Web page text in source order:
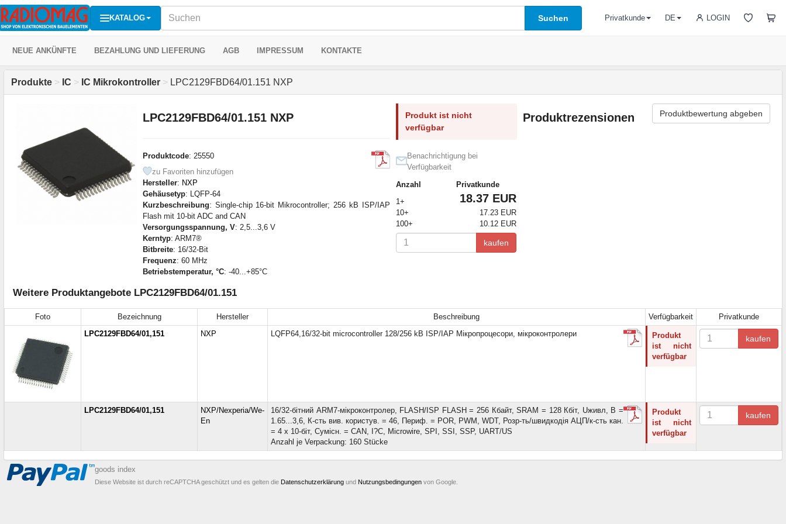
KATALOG Suchen LOGIN
Privatkunde DE
NEUE ANKÜNFTE BEZAHLUNG UND LIEFERUNG AGB IMPRESSUM KONTAKTE
Produkte > IC > IC Mikrokontroller > LPC2129FBD64/01.151 NXP
LPC2129FBD64/01.151 NXP
Produktcode: 25550
zu Favoriten hinzufügen
Hersteller: NXP
Gehäusetyp: LQFP-64
Kurzbeschreibung: Single-chip 16-bit Mikrocontroller; 256 kB ISP/IAP
Flash mit 10-bit ADC and CAN
Versorgungsspannung, V: 2,5...3,6 V
Kerntyp: ARM7®
Bitbreite: 16/32-Bit
Frequenz: 60 MHz
Betriebstemperatur, °C: -40...+85°C
Produkt ist nicht
verfügbar
Benachrichtigung bei
Verfügbarkeit
Anzahl
Privatkunde
1+
18.37 EUR
10+
17.23 EUR
100+
10.12 EUR
kaufen
Produktrezensionen Produktbewertung abgeben
Weitere Produktangebote LPC2129FBD64/01.151
Foto Bezeichnung Hersteller Beschreibung Verfügbarkeit
Privatkunde
LPC2129FBD64/01,151
NXP LQFP64,16/32-bit microcontroller 128/256 kB ISP/IAP Мікропроцесори, мікроконтролери
Produkt
ist nicht
verfügbar
kaufen
LPC2129FBD64/01,151
NXP/Nexperia/We-
En
16/32-бітний ARM7-мікроконтролер, FLASH/ISP FLASH = 256 Кбайт, SRAM = 128 Кбіт, Uживл, В =
1.65...3,6, К-сть вив. користув. = 46, Периф. = POR, PWM, WDT, Розр-ть/швидкодія АЦП/к-сть кан.
= 4 х 10-біт, Сумісн. = CAN, I?C, Microwire, SPI, SSI, SSP, UART/US
Anzahl je Verpackung: 160 Stücke
Produkt
ist nicht
verfügbar
kaufen
goods index
Diese Website ist durch reCAPTCHA geschützt und es gelten die Datenschutzerklärung und Nutzungsbedingungen von Google.